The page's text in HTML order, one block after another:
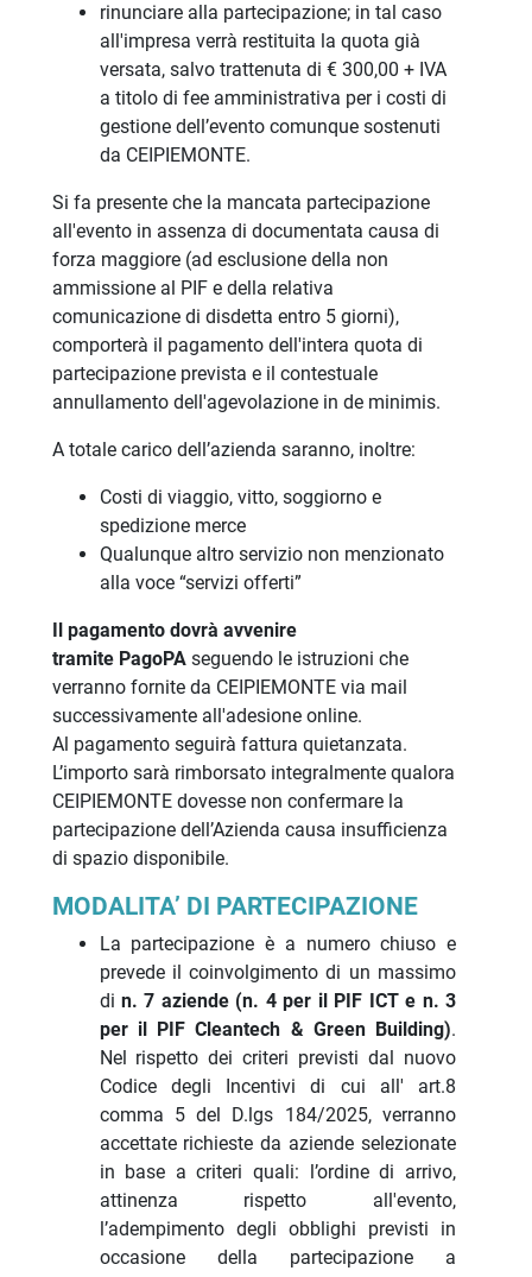
rinunciare alla partecipazione; in tal caso
all'impresa verrà restituita la quota già
versata, salvo trattenuta di € 300,00 + IVA
a titolo di fee amministrativa per i costi di
gestione dell’evento comunque sostenuti
da CEIPIEMONTE.
Si fa presente che la mancata partecipazione
all'evento in assenza di documentata causa di
forza maggiore (ad esclusione della non
ammissione al PIF e della relativa
comunicazione di disdetta entro 5 giorni),
comporterà il pagamento dell'intera quota di
partecipazione prevista e il contestuale
annullamento dell'agevolazione in de minimis.
A totale carico dell’azienda saranno, inoltre:
Costi di viaggio, vitto, soggiorno e
spedizione merce
Qualunque altro servizio non menzionato
alla voce “servizi offerti”
Il pagamento dovrà avvenire
tramite PagoPAseguendo le istruzioni che
verranno fornite da CEIPIEMONTE via mail
successivamente all'adesione online.
Al pagamento seguirà fattura quietanzata.
L’importo sarà rimborsato integralmente qualora
CEIPIEMONTE dovesse non confermare la
partecipazione dell’Azienda causa insufficienza
di spazio disponibile.
MODALITA’ DI PARTECIPAZIONE
La partecipazione è a numero chiuso e
prevede il coinvolgimento di un massimo
din. 7 aziende (n. 4 per il PIF ICT e n. 3
per il PIF Cleantech & Green Building).
Nel rispetto dei criteri previsti dal nuovo
Codice degli Incentivi di cui all' art.8
comma 5 del D.lgs 184/2025, verranno
accettate richieste da aziende selezionate
in base a criteri quali: l’ordine di arrivo,
attinenza rispetto all'evento,
l’adempimento degli obblighi previsti in
occasione della partecipazione a